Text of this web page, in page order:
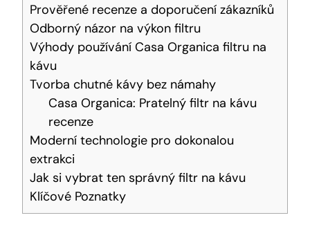
Prověřené recenze a doporučení zákazníků
Odborný názor na výkon filtru
Výhody používání Casa Organica filtru na
kávu
Tvorba chutné kávy bez námahy
Casa Organica: Pratelný filtr na kávu
recenze
Moderní technologie pro dokonalou
extrakci
Jak si vybrat ten správný filtr na kávu
Klíčové Poznatky